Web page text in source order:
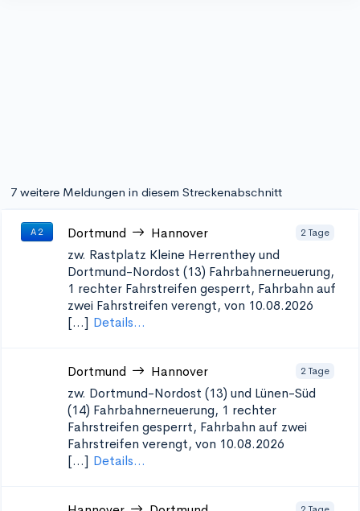
7 weitere Meldungen in diesem Streckenabschnitt
A 2 Dortmund Hannover 2 Tage
zw. Rastplatz Kleine Herrenthey und
Dortmund-Nordost (13) Fahrbahnerneuerung,
1 rechter Fahrstreifen gesperrt, Fahrbahn auf
zwei Fahrstreifen verengt, von 10.08.2026
[...] Details...
Dortmund Hannover 2 Tage
zw. Dortmund-Nordost (13) und Lünen-Süd
(14) Fahrbahnerneuerung, 1 rechter
Fahrstreifen gesperrt, Fahrbahn auf zwei
Fahrstreifen verengt, von 10.08.2026
[...] Details...